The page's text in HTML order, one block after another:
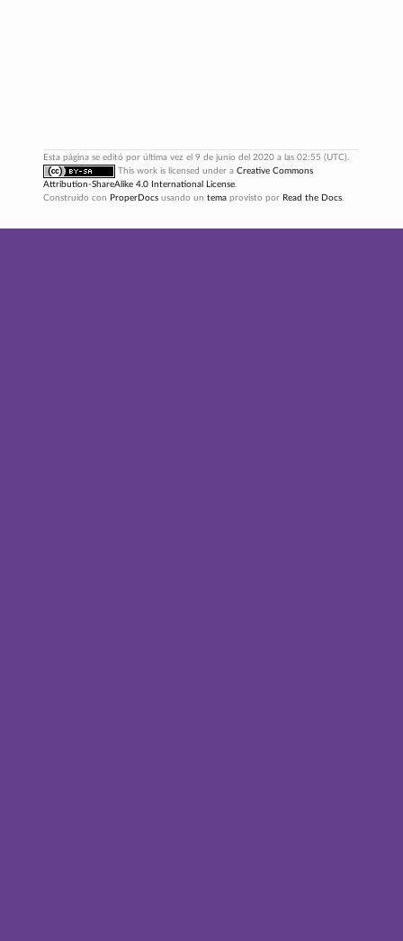
Esta página se editó por última vez el 9 de junio del 2020 a las 02:55 (UTC).
This work is licensed under aCreative Commons
Attribution-ShareAlike 4.0 International License
Construído con ProperDocs usando untema provisto por Read the Docs